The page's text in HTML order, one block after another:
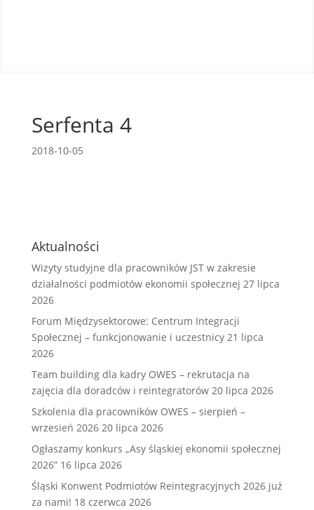
Serfenta 4
2018-10-05
Aktualności
Wizyty studyjne dla pracowników JST w zakresie
działalności podmiotów ekonomii społecznej 27 lipca
2026
Forum Międzysektorowe: Centrum Integracji
Społecznej – funkcjonowanie i uczestnicy 21 lipca
2026
Team building dla kadry OWES – rekrutacja na
zajęcia dla doradców i reintegratorów 20 lipca 2026
Szkolenia dla pracowników OWES – sierpień –
wrzesień 2026 20 lipca 2026
Ogłaszamy konkurs „Asy śląskiej ekonomii społecznej
2026” 16 lipca 2026
Śląski Konwent Podmiotów Reintegracyjnych 2026 już
za nami! 18 czerwca 2026